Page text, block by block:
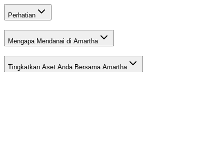
Perhatian
Mengapa Mendanai di Amartha
Tingkatkan Aset Anda Bersama Amartha